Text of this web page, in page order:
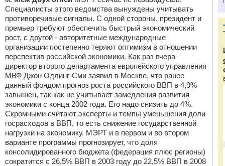
Специалисты этого ведомства вынуждены учитывать
противоречивые сигналы. С одной стороны, президент и
премьер требуют обеспечить быстрый экономический
рост, с другой - авторитетные международные
организации постепенно теряют оптимизм в отношении
перспектив российской экономики. Как раз вчера
директор второго департамента европейского управления
МВФ Джон Одлинг-Сми заявил в Москве, что ранее
данный фондом прогноз роста российского ВВП в 4,9%
завышен, так как не учитывает замедления развития
экономики с конца 2002 года. Его надо снизить до 4%.
Скромными считают эксперты и темпы уменьшения доли
госрасходов в ВВП, то есть снижение государственной
нагрузки на экономику. МЭРТ и в первом и во втором
варианте программы прогнозирует, что доля
консолидированного бюджета (федерация плюс регионы)
сократится с 26,5% ВВП в 2003 году до 22,5% ВВП в 2008